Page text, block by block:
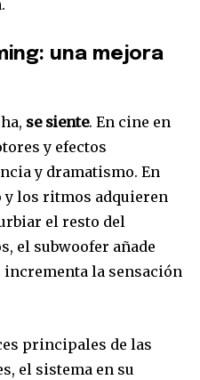
una mejora
se siente. En cine en
y efectos
y dramatismo. En
y los ritmos adquieren
el resto del
el subwoofer añade
la sensación
principales de las
el sistema en su